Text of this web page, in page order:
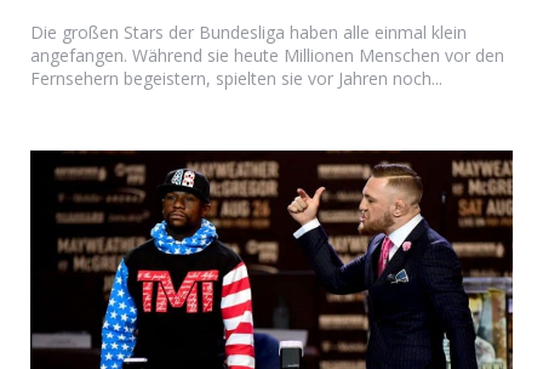
Die großen Stars der Bundesliga haben alle einmal klein
angefangen. Während sie heute Millionen Menschen vor den
Fernsehern begeistern, spielten sie vor Jahren noch...